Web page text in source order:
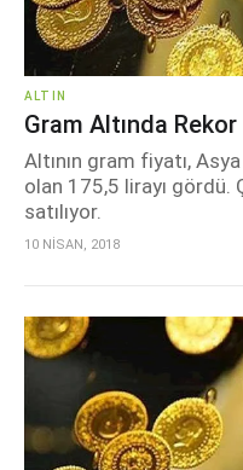
ALTIN
Gram Altında Rekor
Altının gram fiyatı,
olan 175,5 lirayı gördü.
satılıyor.
10 NİSAN, 2018